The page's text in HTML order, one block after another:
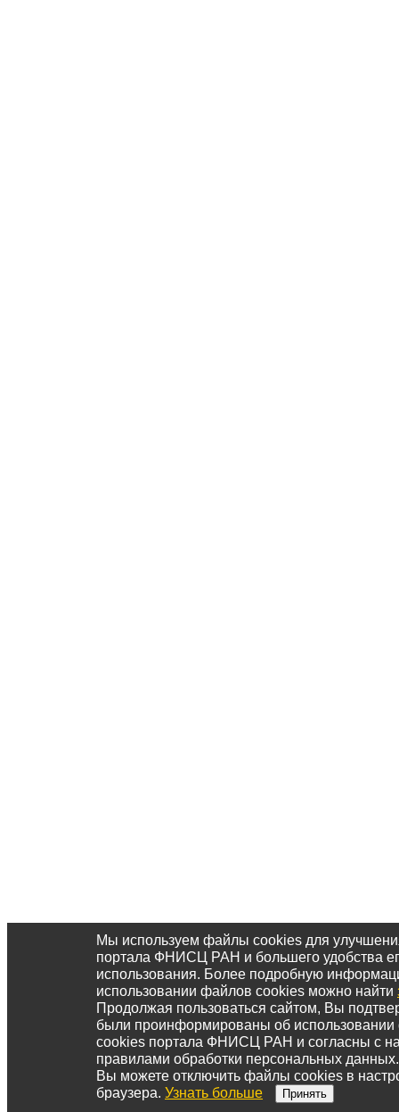
Мы используем файлы cookies для
портала ФНИСЦ РАН и большего удобства
использования. Более подробную
использовании файлов cookies можно найти
Продолжая пользоваться сайтом, Вы
были проинформированы об
cookies портала ФНИСЦ РАН и согласны с
правилами обработки персональных данных.
Вы можете отключить файлы cookies в
браузера. Узнать больше Принять